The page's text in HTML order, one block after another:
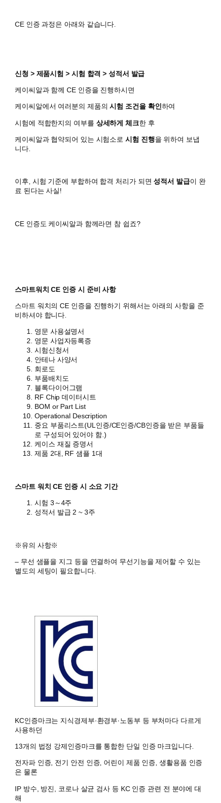
CE 인증 과정은 아래와 같습니다.
신청 > 제품시험 > 시험 합격 > 성적서 발급
케이씨알과 함께 CE 인증을 진행하시면
​케이씨알에서 여러분의 제품의시험 조건을 확인하여
시험에 적합한지의 여부를 상세하게 체크한 후
케이씨알과 협약되어 있는 시험소로시험 진행을 위하여 보냅
니다.
이후, 시험 기준에 부합하여 합격 처리가 되면성적서 발급이 완
료 된다는 사실!
CE 인증도 케이씨알과 함께라면 참 쉽죠?
스마트워치 CE 인증 시 준비 사항
스마트 워치의 CE 인증을 진행하기 위해서는 아래의 사항을 준
비하셔야 합니다.
영문 사용설명서
영문 사업자등록증
시험신청서
안테나 사양서
회로도
부품배치도
블록다이어그램
RF Chip 데이터시트
BOM or Part List
Operational Description
중요 부품리스트(UL인증/CE인증/CB인증을 받은 부품들
로 구성되어 있어야 함.)
케이스 재질 증명서
제품 2대, RF 샘플 1대
스마트 워치 CE 인증 시 소요 기간
시험 3～4주
성적서 발급 2 ~ 3주
​※유의 사항※
– 무선 샘플을 지그 등을 연결하여 무선기능을 제어할 수 있는
별도의 세팅이 필요합니다.
KC인증마크는 지식경제부·환경부·노동부 등 부처마다 다르게
사용하던
13개의 법정 강제인증마크를 통합한 단일 인증 마크입니다.
전자파 인증, 전기 안전 인증, 어린이 제품 인증, 생활용품 인증
은 물론
IP 방수, 방진, 코로나 살균 검사 등 KC 인증 관련 전 분야에 대
해